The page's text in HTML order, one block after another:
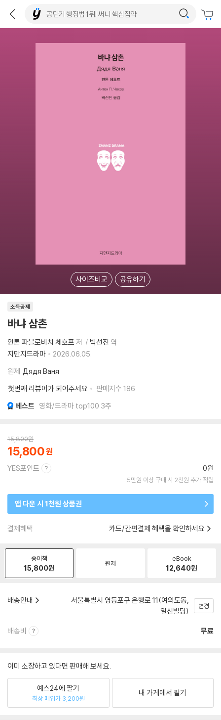
사이즈비교 공유하기
소득공제
바냐 삼촌
안톤 파블로비치 체호프 저 박선진 역
지만지드라마
2026.06.05.
원제 Дядя Ваня
첫번째 리뷰어가 되어주세요
판매지수 186
베스트 영화/드라마 top100 3주
15,800원
15,800
YES포인트 0원
5만원 이상 구매 시 2천원 추가 적립
앱 다운 시 1천원 상품권
결제혜택 카드/간편결제 혜택을 확인하세요
종이책
15,800원 원제
eBook
12,640원
배송안내
서울특별시 영등포구 은행로 11(여의도동,
일신빌딩)
변경
배송비 무료
이미 소장하고 있다면 판매해 보세요.
예스24에 팔기
최상 매입가 3,200원
내 가게에서 팔기